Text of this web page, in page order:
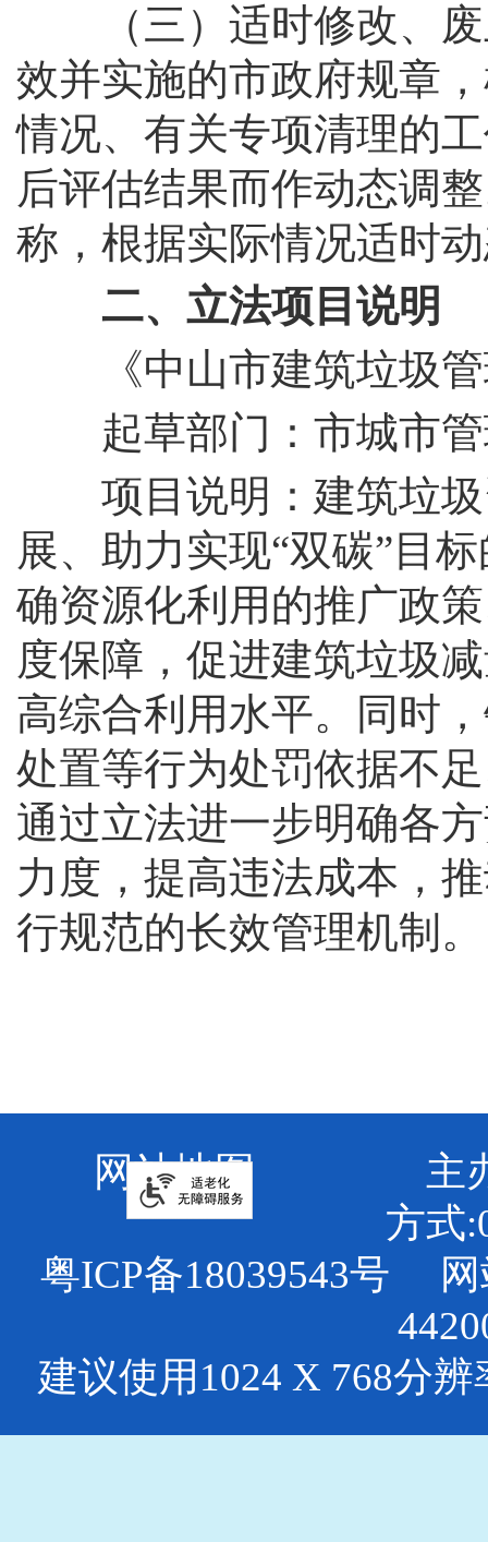
（三）适时修改、废
效并实施的市政府规章
情况、有关专项清理的
后评估结果而作动态调
称，根据实际情况适时
二、立法项目说明
《中山市建筑垃圾管
起草部门：市城市管
项目说明：建筑垃圾
展、助力实现“双碳”目
确资源化利用的推广政
度保障，促进建筑垃圾
高综合利用水平。同时
处置等行为处罚依据不
通过立法进一步明确各
力度，提高违法成本，
行规范的长效管理机制。
网站地图
主
方式
粤ICP备18039543号
建议使用1024 X 768分